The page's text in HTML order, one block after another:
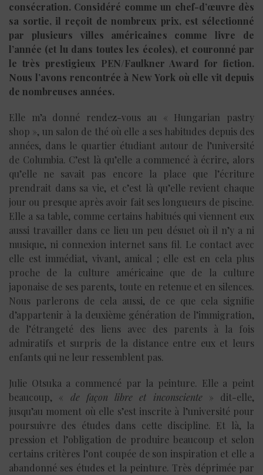
consécration. Considéré comme un chef-d’œuvre dès
sa sortie, il reçoit de nombreux prix, est sélectionné
par plusieurs villes américaines comme livre de
l’année (et lu dans toutes les écoles), et couronné par
le très prestigieux PEN/Faulkner Award for fiction.
Nous l’avons rencontrée à New York où elle vit depuis
de nombreuses années.
Elle m’a donné rendez-vous au « Hungarian pastry
shop », un salon de thé où elle a ses habitudes depuis des
années, dans le quartier étudiant autour de l’université
de Columbia. C’est là qu’elle a commencé à écrire, alors
qu’elle ne savait pas encore la place que l’écriture
prendrait dans sa vie, et c’est là qu’elle revient chaque
jour ou presque après avoir fait ses longueurs de piscine.
Elle a sa table, comme certains habitués qui viennent eux
aussi travailler dans ce lieu un peu désuet où il n’y a ni
musique, ni connexion internet sans fil. Le contact avec
elle est immédiat, vivant, amical ; elle est en cela plus
proche de la culture américaine que de la culture
japonaise de ses parents, toute en retenue et en silences.
Nous parlerons de cela aussi, de ce que cela signifie
d’appartenir à la deuxième génération de l’immigration,
de l’étrangeté des liens avec des parents à la fois
admiratifs et surpris de la distance entre eux et leurs
enfants qui ne leur ressemblent pas.
Julie Otsuka a commencé par la peinture. Elle a peint
beaucoup, « de façon libre et inconsciente
» dit-elle,
jusqu’au moment où elle s’est inscrite à l’université pour
poursuivre des études dans cette discipline. Et là, la
pression et l’obligation de produire beaucoup et selon
certains critères l’ont coupée de son inspiration et elle a
abandonné ses études et la peinture. Très déprimée par